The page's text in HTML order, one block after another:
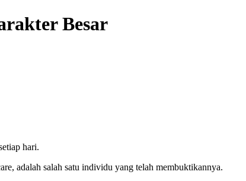
Besar
hari.
adalah salah satu individu yang telah membuktikannya.